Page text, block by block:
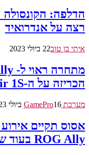
רצה על אנדרואיד
איתי בן טוב22 ביולי 2023
הכריזה על ה-Air 1S
מערכת GamePro 16 ביולי 2023
אסוס תקיים
ROG Ally בעוד שבועיים